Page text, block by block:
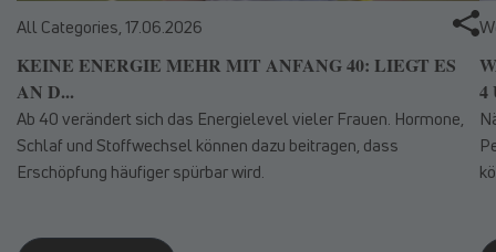
All Categories, 17.06.2026
KEINE ENERGIE MEHR MIT ANFANG 40: LIEGT ES
AN D...
Ab 40 verändert sich das Energielevel vieler Frauen. Hormone,
Schlaf und Stoffwechsel können dazu beitragen, dass
Erschöpfung häufiger spürbar wird.
4